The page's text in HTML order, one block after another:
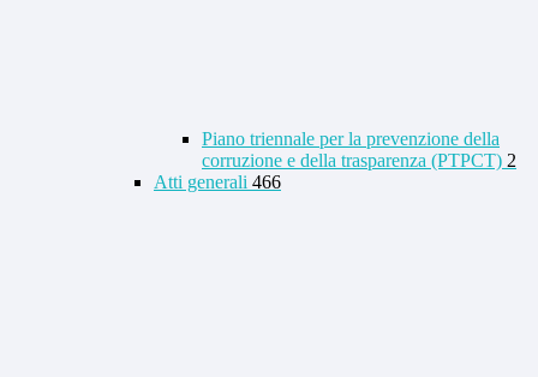
Piano triennale per la prevenzione della
corruzione e della trasparenza (PTPCT) 2
Atti generali 466